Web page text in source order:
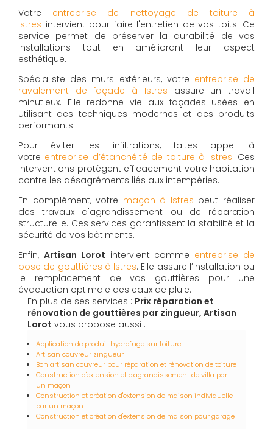
Votre entreprise de nettoyage de toiture à
Istres intervient pour faire l'entretien de vos toits. Ce
service permet de préserver la durabilité de vos
installations tout en améliorant leur aspect
esthétique.
Spécialiste des murs extérieurs, votre entreprise de
ravalement de façade à Istres assure un travail
minutieux. Elle redonne vie aux façades usées en
utilisant des techniques modernes et des produits
performants.
Pour éviter les infiltrations, faites appel à
votre entreprise d’étanchéité de toiture à Istres. Ces
interventions protègent efficacement votre habitation
contre les désagréments liés aux intempéries.
En complément, votre maçon à Istres peut réaliser
des travaux d'agrandissement ou de réparation
structurelle. Ces services garantissent la stabilité et la
sécurité de vos bâtiments.
Enfin, Artisan Lorot intervient comme entreprise de
pose de gouttières à Istres. Elle assure l’installation ou
le remplacement de vos gouttières pour une
évacuation optimale des eaux de pluie.
En plus de ses services : Prix réparation et
rénovation de gouttières par zingueur, Artisan
Lorot vous propose aussi :
Application de produit hydrofuge sur toiture
Artisan couvreur zingueur
Bon artisan couvreur pour réparation et rénovation de toiture
Construction d'extension et d'agrandissement de villa par
un maçon
Construction et création d'extension de maison individuelle
par un maçon
Construction et création d'extension de maison pour garage